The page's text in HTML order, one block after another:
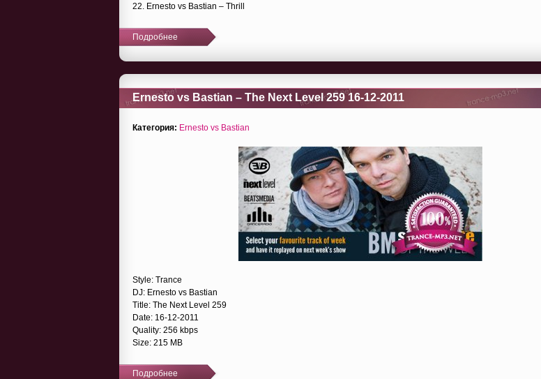
22. Ernesto vs Bastian – Thrill
Подробнее
Ernesto vs Bastian – The Next Level 259 16-12-2011
Категория: Ernesto vs Bastian
Style: Trance
DJ: Ernesto vs Bastian
Title: The Next Level 259
Date: 16-12-2011
Quality: 256 kbps
Size: 215 MB
Подробнее